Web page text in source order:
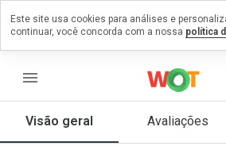
menu
Visão geral Avaliações
um
Este site usa cookies para análises e
continuar, você concorda com a nossa política